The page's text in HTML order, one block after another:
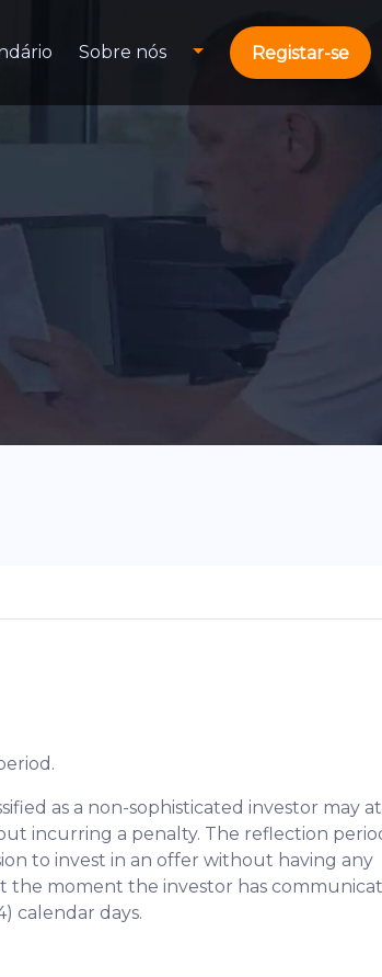
Sobre nós Registar-se
as a non-sophisticated investor may
incurring a penalty. The reflection
to invest in an offer without having any
the moment the investor has
calendar days.